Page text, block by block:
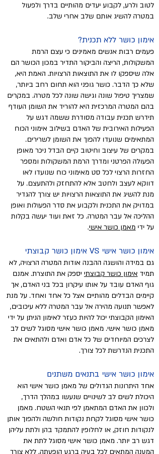
לטוב ולרע, לקבוע יעדים מהותיים בדרך ולפעול
במטרה להשיג אותם שלב אחרי שלב.
אימון כושר ללא תכנית?
פעמים רבות אנשים מאמינים כי עצם הרמת
המשקולות, הריצה והביקור התדיר במכון הכושר הם
אלה שיספקו לו את התוצאות הרצויות. האמת היא,
שלא כך הדבר. כושר גופני הוא תחום רחב ביותר,
שמצריך טיפול שונה וגישה שונה לכל מטרה. במקרים
בהם המטרה המרכזית היא להוריד את השומן העודף
תידרש תכנית עבודה מסודרת ששמה דגש על
הפעילות האירובית של האדם בשילוב אימוני הכוח
המתאימים שנועדו להפוך את השומן לשרירים.
במקרים של עיצוב וחיטוב קיים הבדל ניכר מאופן
הפעולה הפרטני ומדרך הרמת המשקולות ומספר
החזרות הרצוי לכל סט מאימוני כוח שנועדו לאו
דווקא לעצב ולחטב אלא להתחזק ולהתעצם. על
מנת להשיג את התוצאות הרצויות יש צורך להגדיר
במדויק את התכנית ולקבוע את סדר הפעולות ואופן
ההליכה אל עבר המטרה. כל זאת ועוד יעשה בקלות
על ידי מאמן כושר אישי.
אימון כושר אישי VS אימון כושר קבוצתי
גם במידה והושגה ההבנה אודות המטרה הרצויה, לא
תמיד אימון כושר קבוצתי יספק את התוצרת. אמנם
גוף האדם עובד על אותו עיקרון בכל בני האדם, אך
קיימים הבדלים מהותיים אצל כל אחד ואחד. על מנת
לאפשר תנועה מהירה אל עבר המטרה ללא עיכובים,
האימון הקבוצתי יכול להיות כעזר לאימון הניתן על ידי
מאמן כושר אישי. מאמן כושר אישי מסוגל לשים לב
לצרכים המיוחדים של כל אדם ואדם ולהתאים את
התכנית הנדרשת לכל צורך.
אימון כושר אישי בתנאים משתנים
אחד היתרונות הגדולים של מאמן כושר אישי הוא
היכולת לשים לב לשינויים שנעשו במהלך הדרך,
ולכוון את האדם המתאמן לפי תנאי השטח. מאמן
כושר אישי מסוגל לקחת נקודות חולשה ולהפוך אותן
לנקודות חוזק, או לחלופין להתמקד בהן ולתת עליהן
דגש רב יותר. מאמן כושר אישי מסוגל לתת את
המענה המתאים לכל בעיה ברגע הופעתה, ללא צורך